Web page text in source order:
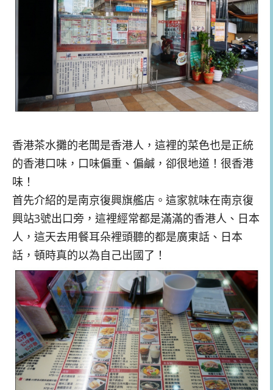
香港茶水攤的老闆是香港人，這裡的菜色也是正統
的香港口味，口味偏重、偏鹹，卻很地道！很香港
味！
首先介紹的是南京復興旗艦店。這家就味在南京復
興站3號出口旁，這裡經常都是滿滿的香港人、日本
人，這天去用餐耳朵裡頭聽的都是廣東話、日本
話，頓時真的以為自己出國了！